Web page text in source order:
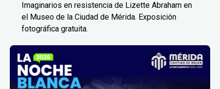
Imaginarios en resistencia de Lizette Abraham en
el Museo de la Ciudad de Mérida. Exposición
fotográfica gratuita.